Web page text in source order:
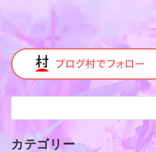
カテゴリー